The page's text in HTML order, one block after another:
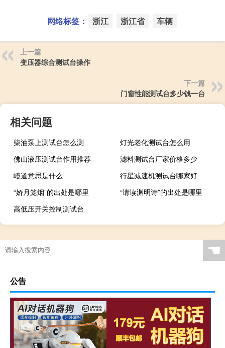
网络标签： 浙江 浙江省 车辆
上一篇
变压器综合测试台操作
下一篇
门窗性能测试台多少钱一台
相关问题
柴油泵上测试台怎么测
灯光老化测试台怎么用
佛山液压测试台作用推荐
滤料测试台厂家价格多少
嶝道意思是什么
行星减速机测试台哪家好
“娇月笼烟”的出处是哪里
“请读渊明诗”的出处是哪里
高低压开关控制测试台
☚
公告